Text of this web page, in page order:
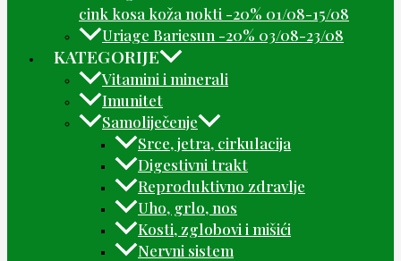
cink kosa koža nokti -20% 01/08-15/08
Uriage Bariesun -20% 03/08-23/08
KATEGORIJE
Vitamini i minerali
Imunitet
Samoliječenje
Srce, jetra, cirkulacija
Digestivni trakt
Reproduktivno zdravlje
Uho, grlo, nos
Kosti, zglobovi i mišići
Nervni sistem